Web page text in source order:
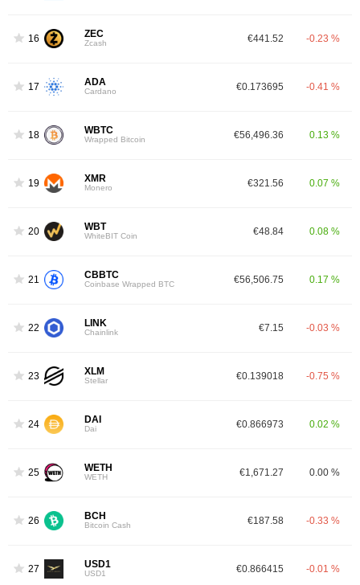
16 ZEC
Zcash €441.52 -0.23 %
17 ADA
Cardano €0.173695 -0.41 %
18 WBTC
Wrapped Bitcoin €56,496.36 0.13 %
19 XMR
Monero €321.56 0.07 %
20 WBT
WhiteBIT Coin €48.84 0.08 %
21 CBBTC
Coinbase Wrapped BTC €56,506.75 0.17 %
22 LINK
Chainlink €7.15 -0.03 %
23 XLM
Stellar €0.139018 -0.75 %
24 DAI
Dai €0.866973 0.02 %
25 WETH
WETH €1,671.27 0.00 %
26 BCH
Bitcoin Cash €187.58 -0.33 %
27 USD1
USD1 €0.866415 -0.01 %